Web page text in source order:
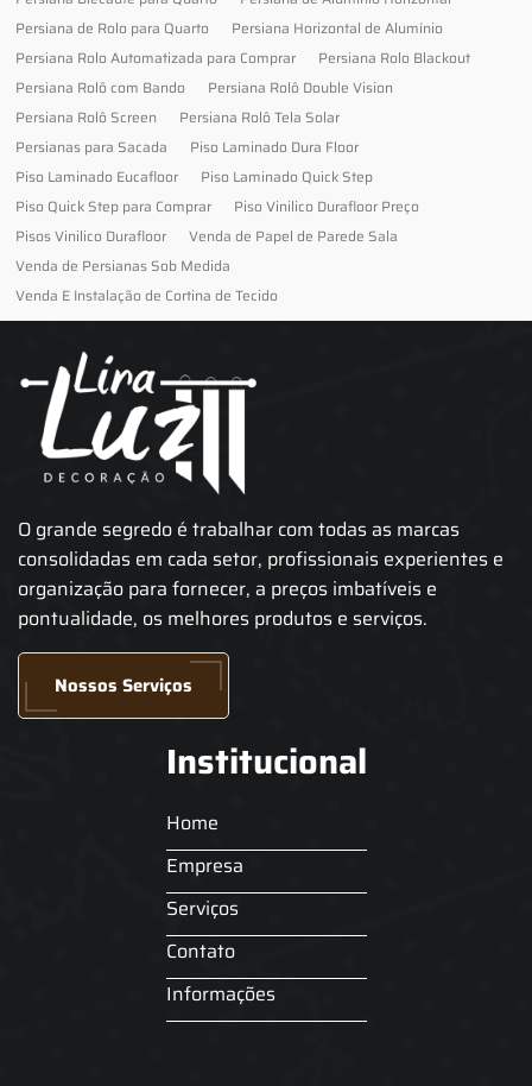
Persiana de Rolo para Quarto
Persiana Horizontal de Alumínio
Persiana Rolo Automatizada para Comprar
Persiana Rolo Blackout
Persiana Rolô com Bando
Persiana Rolô Double Vision
Persiana Rolô Screen
Persiana Rolô Tela Solar
Persianas para Sacada
Piso Laminado Dura Floor
Piso Laminado Eucafloor
Piso Laminado Quick Step
Piso Quick Step para Comprar
Piso Vinilico Durafloor Preço
Pisos Vinilico Durafloor
Venda de Papel de Parede Sala
Venda de Persianas Sob Medida
Venda E Instalação de Cortina de Tecido
O grande segredo é trabalhar com todas as marcas
consolidadas em cada setor, profissionais experientes e
organização para fornecer, a preços imbatíveis e
pontualidade, os melhores produtos e serviços.
Nossos Serviços
Institucional
Home
Empresa
Serviços
Contato
Informações